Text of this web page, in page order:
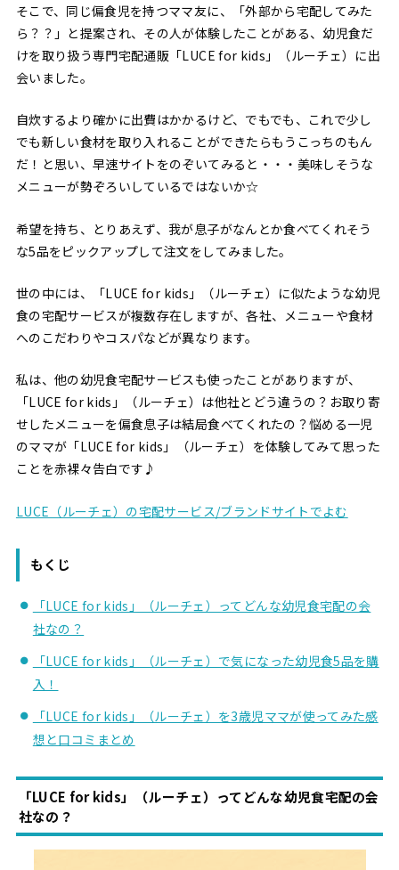
そこで、同じ偏食児を持つママ友に、「外部から宅配してみた
ら？？」と提案され、その人が体験したことがある、幼児食だ
けを取り扱う専門宅配通販「LUCE for kids」（ルーチェ）に出
会いました。
自炊するより確かに出費はかかるけど、でもでも、これで少し
でも新しい食材を取り入れることができたらもうこっちのもん
だ！と思い、早速サイトをのぞいてみると・・・美味しそうな
メニューが勢ぞろいしているではないか☆
希望を持ち、とりあえず、我が息子がなんとか食べてくれそう
な5品をピックアップして注文をしてみました。
世の中には、「LUCE for kids」（ルーチェ）に似たような幼児
食の宅配サービスが複数存在しますが、各社、メニューや食材
へのこだわりやコスパなどが異なります。
私は、他の幼児食宅配サービスも使ったことがありますが、
「LUCE for kids」（ルーチェ）は他社とどう違うの？お取り寄
せしたメニューを偏食息子は結局食べてくれたの？悩める一児
のママが「LUCE for kids」（ルーチェ）を体験してみて思った
ことを赤裸々告白です♪
LUCE（ルーチェ）の宅配サービス/ブランドサイトでよむ
もくじ
「LUCE for kids」（ルーチェ）ってどんな幼児食宅配の会
社なの？
「LUCE for kids」（ルーチェ）で気になった幼児食5品を購
入！
「LUCE for kids」（ルーチェ）を3歳児ママが使ってみた感
想と口コミまとめ
「LUCE for kids」（ルーチェ）ってどんな幼児食宅配の会
社なの？